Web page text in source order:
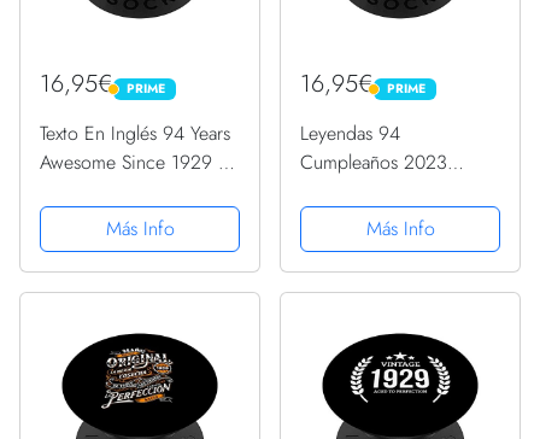
16,95€ PRIME
PRIME
Texto En Inglés 94 Years
Awesome Since 1929 94
PopGrip Intercambiable
Más Info
16,95€ PRIME
PRIME
Leyendas 94
Cumpleaños 2023
1929 PopSockets
PopGrip Intercambiable
Más Info